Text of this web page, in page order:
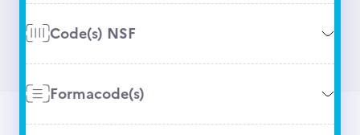
Code(s) NSF
Formacode(s)